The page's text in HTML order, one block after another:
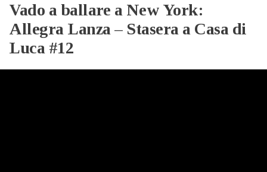
Vado a ballare a New York:
Allegra Lanza – Stasera a Casa di
Luca #12